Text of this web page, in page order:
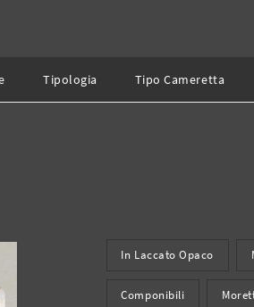
Tipologia Tipo Cameretta
In Laccato Opaco
Componibili